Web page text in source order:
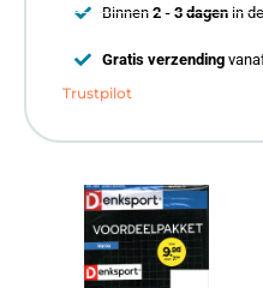
Binnen 2 - 3 dagenin
Gratis verzending
Trustpilot